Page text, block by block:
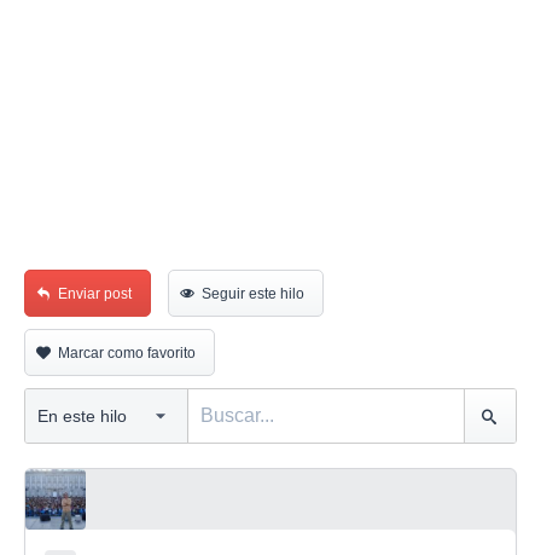
Enviar post Seguir este hilo
Marcar como favorito